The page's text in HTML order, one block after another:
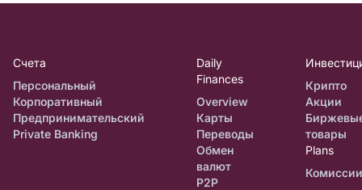
Счета
Персональный
Корпоративный
Предпринимательский
Private Banking
Daily
Finances
Overview
Карты
Переводы
Обмен
валют
P2P
Крипто
Акции
товары
Plans
Комиссии